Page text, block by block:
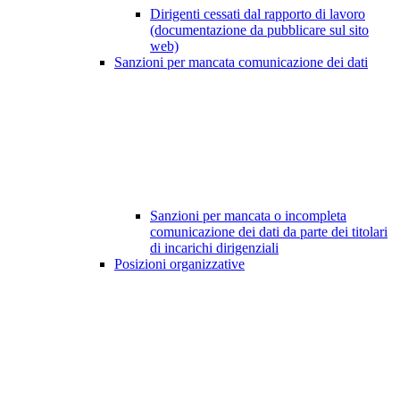
Dirigenti cessati dal rapporto di lavoro
(documentazione da pubblicare sul sito
web)
Sanzioni per mancata comunicazione dei dati
Sanzioni per mancata o incompleta
comunicazione dei dati da parte dei titolari
di incarichi dirigenziali
Posizioni organizzative